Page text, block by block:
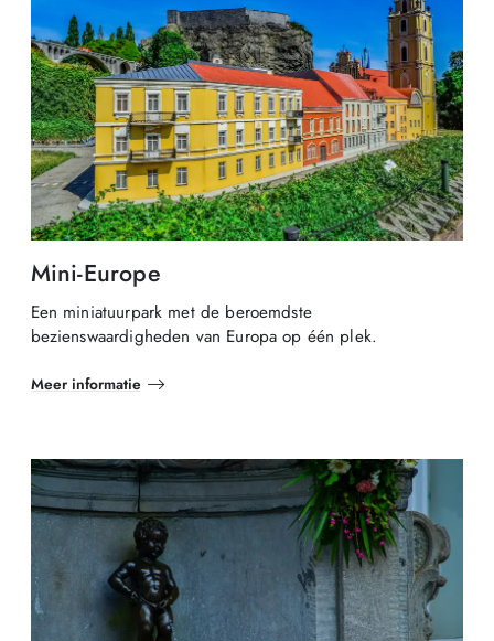
Mini-Europe
Een miniatuurpark met de beroemdste
bezienswaardigheden van Europa op één plek.
Meer informatie